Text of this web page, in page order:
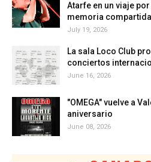
Atarfe en un viaje
memoria
July 19, 2026
La sala Loco Club
conciertos
June 16, 2026
"OMEGA" vuelve a
aniversario
June 08, 2026